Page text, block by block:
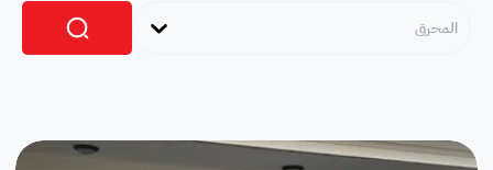
المحرق